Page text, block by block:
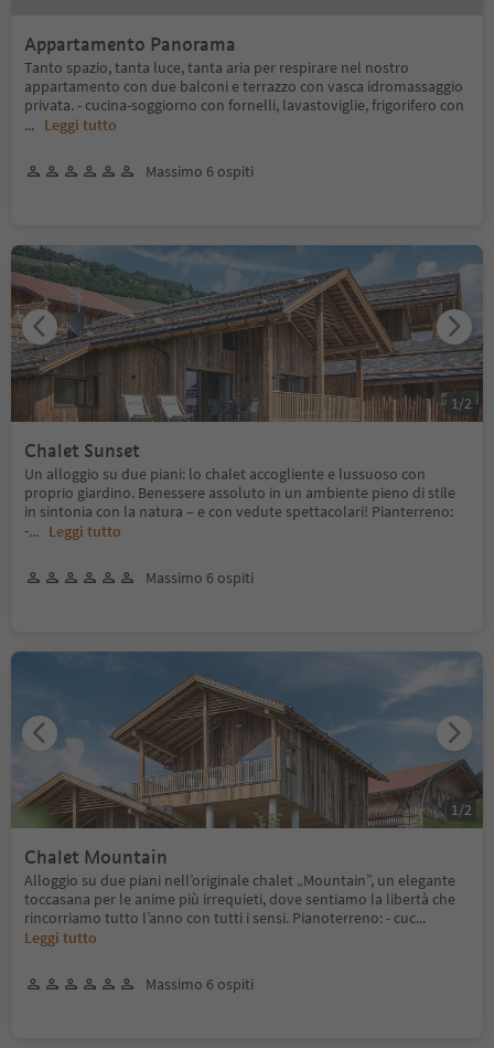
Appartamento Panorama
Tanto spazio, tanta luce, tanta aria per respirare nel nostro
appartamento con due balconi e terrazzo con vasca idromassaggio
privata. - cucina-soggiorno con fornelli, lavastoviglie, frigorifero con
... Leggi tutto
Massimo 6 ospiti
Chalet Sunset
Un alloggio su due piani: lo chalet accogliente e lussuoso con
proprio giardino. Benessere assoluto in un ambiente pieno di stile
in sintonia con la natura – e con vedute spettacolari! Pianterreno:
-... Leggi tutto
Massimo 6 ospiti
1/2
Chalet Mountain
Alloggio su due piani nell’originale chalet „Mountain”, un elegante
toccasana per le anime più irrequieti, dove sentiamo la libertà che
rincorriamo tutto l’anno con tutti i sensi. Pianoterreno: - cuc...
Leggi tutto
Massimo 6 ospiti
1 /2